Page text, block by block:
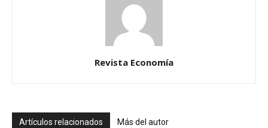
Revista Economía
Artículos relacionados Más del autor